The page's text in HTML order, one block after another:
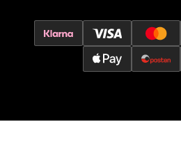
Åpent i dag 09-20
0 i butikk